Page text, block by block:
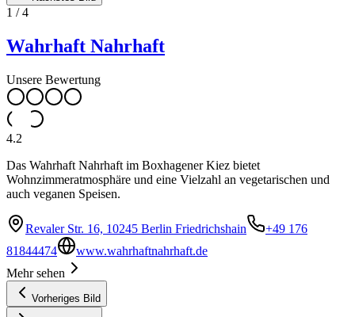
1 /4
Wahrhaft Nahrhaft
Unsere Bewertung
4.2
Das Wahrhaft Nahrhaft im Boxhagener Kiez bietet
Wohnzimmeratmosphäre und eine Vielzahl an vegetarischen und
auch veganen Speisen.
Revaler Str. 16, 10245 Berlin Friedrichshain
+49 176
81844474
www.wahrhaftnahrhaft.de
Mehr sehen
Vorheriges Bild